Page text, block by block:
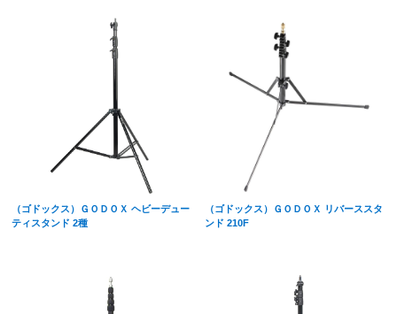
（ゴドックス）ＧＯＤＯＸ ヘビーデュー
ティスタンド 2種
（ゴドックス）ＧＯＤＯＸ リバーススタ
ンド 210F